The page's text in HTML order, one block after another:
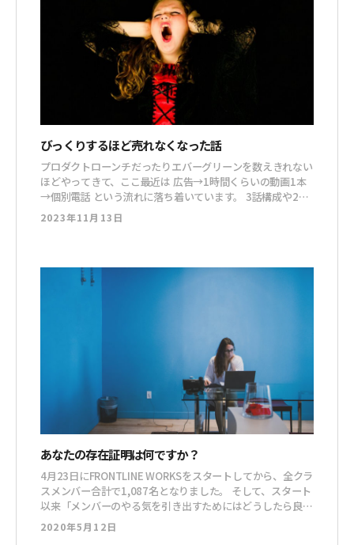
びっくりするほど売れなくなった話
プロダクトローンチだったりエバーグリーンを数えきれない
ほどやってきて、ここ最近は 広告→1時間くらいの動画1本
→個別電話 という流れに落ち着いています。 3話構成や2話
構成だったものを、この形に変えるだけで成約率が爆上がり
したりもしますので、個人的に信頼度の高い形です。 この
2023年11月13日
あなたの存在証明は何ですか？
4月23日にFRONTLINE WORKSをスタートしてから、全クラ
スメンバー合計で1,087名となりました。 そして、スタート
以来「メンバーのやる気を引き出すためにはどうしたら良い
のか」ということを、ずっと考えています。 もちろん、こ
れまでもコミュニティ運営に当たって、やる気の面ではずっ
2020年5月12日